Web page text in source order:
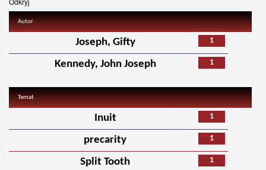
Autor
1
Joseph, Gifty
1
Kennedy, John Joseph
Temat
1
Inuit
1
precarity
1
Split Tooth